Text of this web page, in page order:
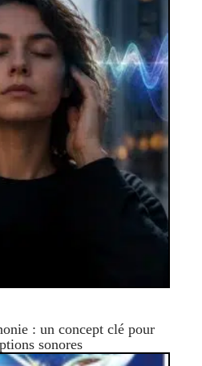
: un concept clé pour
sonores